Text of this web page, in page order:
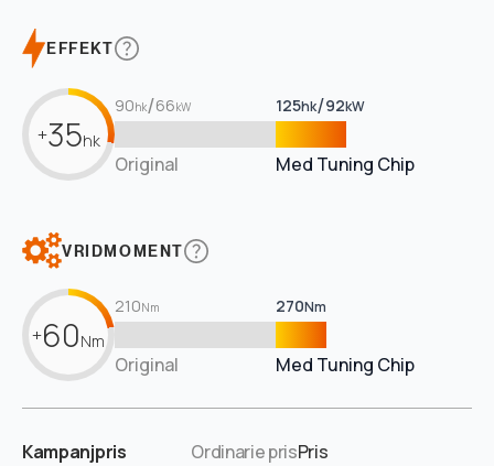
EFFEKT
+35hk
90hk/66kW 125hk/92kW
Original Med Tuning Chip
VRIDMOMENT
+60Nm
210Nm 270Nm
Original Med Tuning Chip
Kampanjpris Ordinarie prisPris